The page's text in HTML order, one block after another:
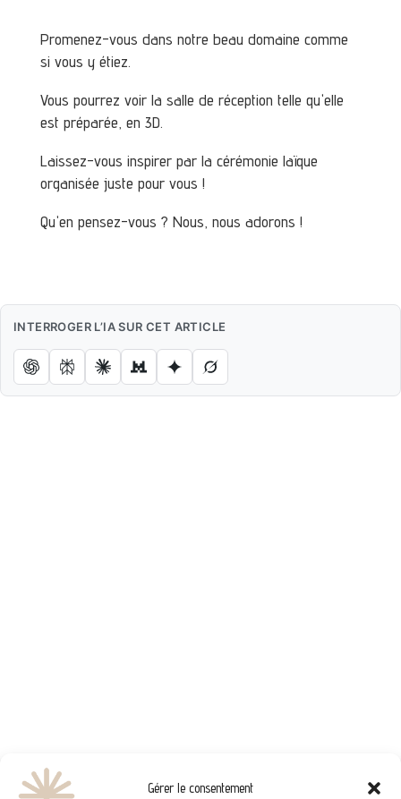
Gérer le consentement
Promenez-vous dans notre beau domaine comme
si vous y étiez.
Vous pourrez voir la salle de réception telle qu'elle
est préparée, en 3D.
Laissez-vous inspirer par la cérémonie laïque
organisée juste pour vous !
Qu'en pensez-vous ? Nous, nous adorons !
INTERROGER L’IA SUR CET ARTICLE